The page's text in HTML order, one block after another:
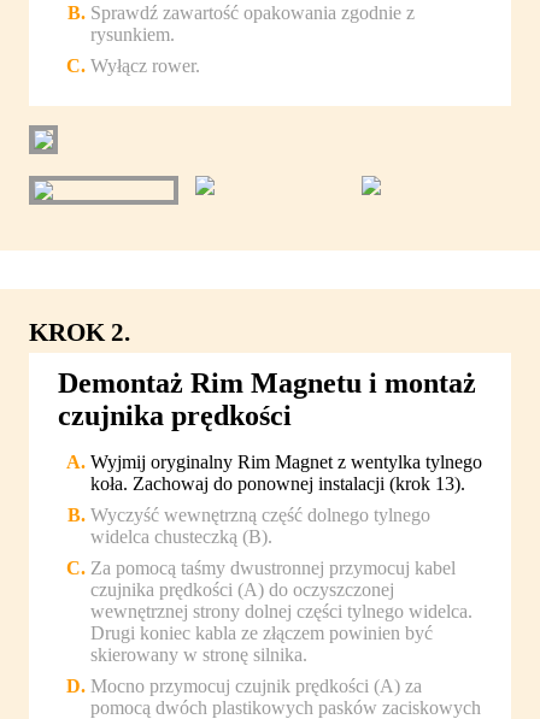
Sprawdź zawartość opakowania zgodnie z
rysunkiem.
Wyłącz rower.
KROK 2.
Demontaż Rim Magnetu i montaż
czujnika prędkości
Wyjmij oryginalny Rim Magnet z wentylka tylnego
koła. Zachowaj do ponownej instalacji (krok 13).
Wyczyść wewnętrzną część dolnego tylnego
widelca chusteczką (B).
Za pomocą taśmy dwustronnej przymocuj kabel
czujnika prędkości (A) do oczyszczonej
wewnętrznej strony dolnej części tylnego widelca.
Drugi koniec kabla ze złączem powinien być
skierowany w stronę silnika.
Mocno przymocuj czujnik prędkości (A) za
pomocą dwóch plastikowych pasków zaciskowych